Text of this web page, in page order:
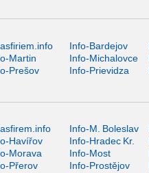
Info-Bardejov
Martin
Info-Michalovce
Prešov
Info-Prievidza
Info-M. Boleslav
Havířov
Info-Hradec Kr.
Morava
Info-Most
Přerov
Info-Prostějov